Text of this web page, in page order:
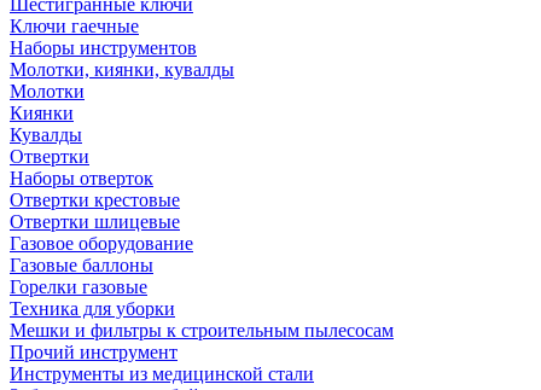
Шестигранные ключи
Ключи гаечные
Наборы инструментов
Молотки, киянки, кувалды
Молотки
Киянки
Кувалды
Отвертки
Наборы отверток
Отвертки крестовые
Отвертки шлицевые
Газовое оборудование
Газовые баллоны
Горелки газовые
Техника для уборки
Мешки и фильтры к строительным пылесосам
Прочий инструмент
Инструменты из медицинской стали